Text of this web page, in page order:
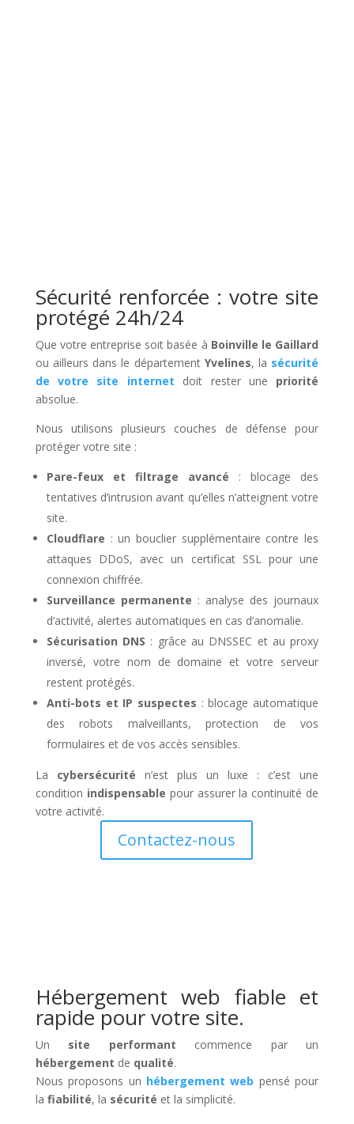
Sécurité renforcée : votre site
protégé 24h/24
Que votre entreprise soit basée à Boinville le Gaillard
ou ailleurs dans le département Yvelines, la sécurité
de votre site internet doit rester une priorité
absolue.
Nous utilisons plusieurs couches de défense pour
protéger votre site :
Pare-feux et filtrage avancé : blocage des
tentatives d’intrusion avant qu’elles n’atteignent votre
site.
Cloudflare : un bouclier supplémentaire contre les
attaques DDoS, avec un certificat SSL pour une
connexion chiffrée.
Surveillance permanente : analyse des journaux
d’activité, alertes automatiques en cas d’anomalie.
Sécurisation DNS : grâce au DNSSEC et au proxy
inversé, votre nom de domaine et votre serveur
restent protégés.
Anti-bots et IP suspectes : blocage automatique
des robots malveillants, protection de vos
formulaires et de vos accès sensibles.
La cybersécurité n’est plus un luxe : c’est une
condition indispensable pour assurer la continuité de
votre activité.
Contactez-nous
Hébergement web fiable et
rapide pour votre site.
Un site performant commence par un
hébergement de qualité.
Nous proposons un hébergement web pensé pour
la fiabilité, la sécurité et la simplicité.